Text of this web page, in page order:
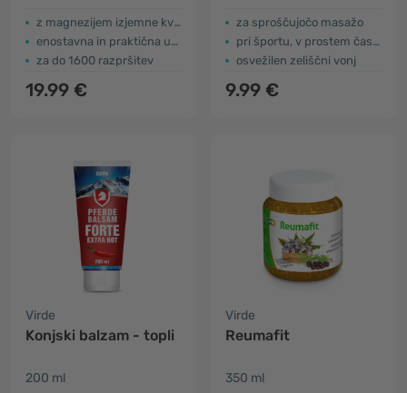
z magnezijem izjemne kvalitete
enostavna in praktična uporaba
za do 1600 razpršitev
19.99 €
za sproščujočo masažo
pri športu, v prostem času ali na potovanju
osvežilen zeliščni vonj
9.99 €
Virde
Konjski balzam - topli
200 ml
Virde
Reumafit
350 ml